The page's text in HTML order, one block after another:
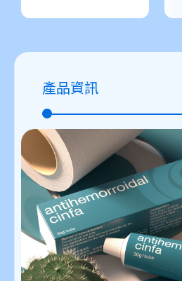
產品資訊